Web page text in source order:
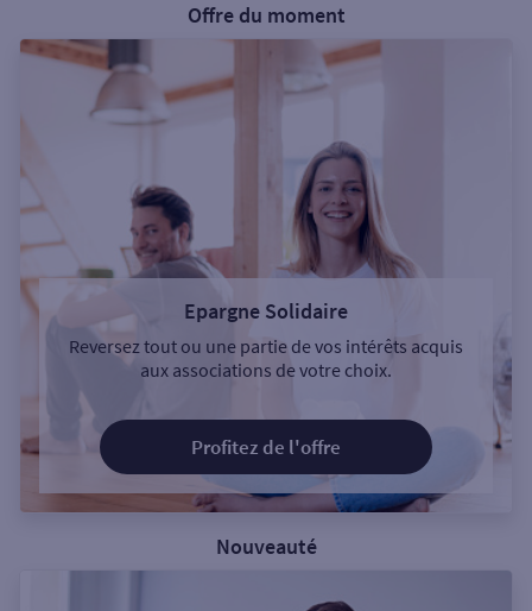
Offre du moment
Epargne Solidaire
Reversez tout ou une partie de vos intérêts acquis
aux associations de votre choix.
Profitez de l'offre
Nouveauté